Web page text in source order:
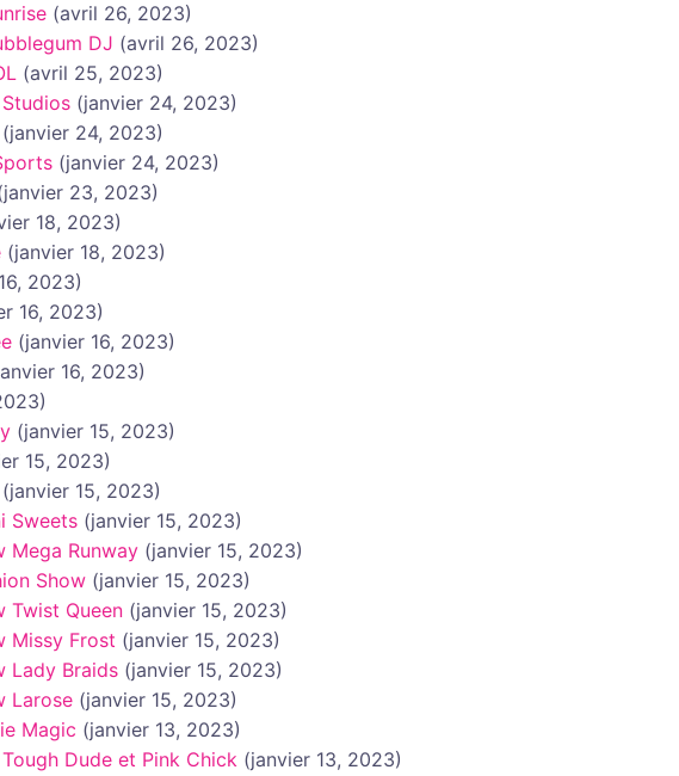
(avril 26, 2023)
DJ (avril 26, 2023)
(avril 25, 2023)
(janvier 24, 2023)
(janvier 24, 2023)
(janvier 24, 2023)
23, 2023)
18, 2023)
(janvier 18, 2023)
2023)
16, 2023)
(janvier 16, 2023)
16, 2023)
(janvier 15, 2023)
15, 2023)
(janvier 15, 2023)
Sweets (janvier 15, 2023)
Mega Runway (janvier 15, 2023)
Show (janvier 15, 2023)
Twist Queen (janvier 15, 2023)
Missy Frost (janvier 15, 2023)
Lady Braids (janvier 15, 2023)
Larose (janvier 15, 2023)
Magic (janvier 13, 2023)
Dude et Pink Chick (janvier 13, 2023)